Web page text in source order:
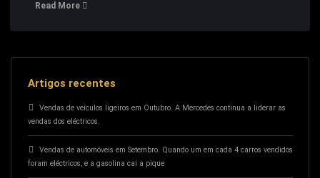
Read More
Artigos recentes
Vendas de veículos ligeiros em Outubro. A Mercedes continua a liderar as
vendas dos eléctricos.
Vendas de automóveis em Setembro. Quando um em cada 4 carros vendidos
foram eléctricos, e a gasolina cai a pique